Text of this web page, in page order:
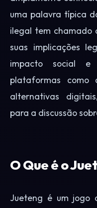
uma palavra típica
ilegal tem chamado
suas implicações
impacto social e
plataformas como
alternativas
para a discussão
O Que é o
Jueteng é um jogo